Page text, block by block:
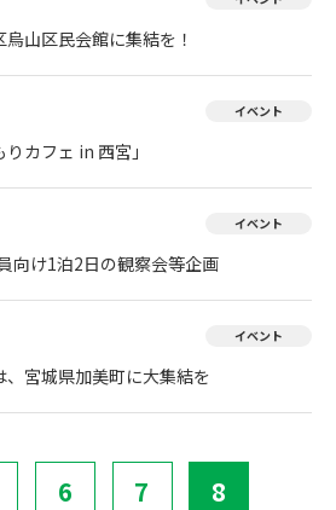
山区民会館に集結を！
イベント
カフェ in 西宮」
イベント
向け1泊2日の観察会等企画
イベント
、宮城県加美町に大集結を
6 7 8